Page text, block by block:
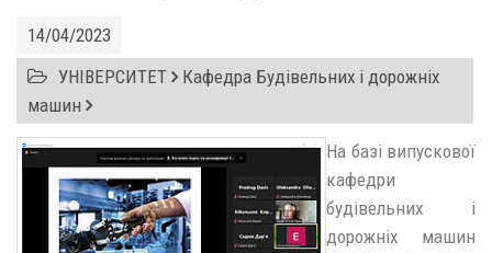
14/04/2023
УНІВЕРСИТЕТ Кафедра Будівельних і дорожніх
машин
На базі випускової
кафедри
будівельних і
дорожніх машин